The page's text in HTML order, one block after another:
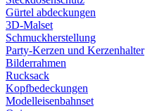
Gürtel abdeckungen
3D-Malset
Schmuckherstellung
Party-Kerzen und Kerzenhalter
Bilderrahmen
Rucksack
Kopfbedeckungen
Modelleisenbahnset